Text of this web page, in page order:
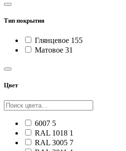
Тип покрытия
Глянцевое 155
Матовое 31
Цвет
6007 5
RAL 1018 1
RAL 3005 7